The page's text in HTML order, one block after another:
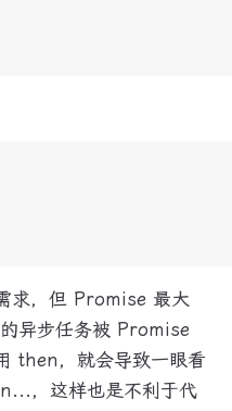
求，但 Promise 最大
异步任务被 Promise
then，就会导致一眼看
，这样也是不利于代